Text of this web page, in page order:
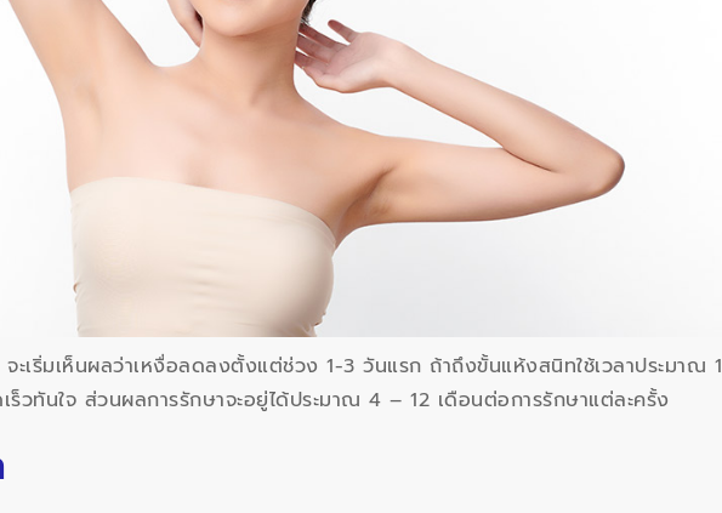
ะเริ่มเห็นผลว่าเหงื่อลดลงตั้งแต่ช่วง 1-3 วันแรก ถ้าถึงขั้นแห้งสนิทใช้เวลาประมาณ 1
ร็วทันใจ ส่วนผลการรักษาจะอยู่ได้ประมาณ 4 – 12 เดือนต่อการรักษาแต่ละครั้ง